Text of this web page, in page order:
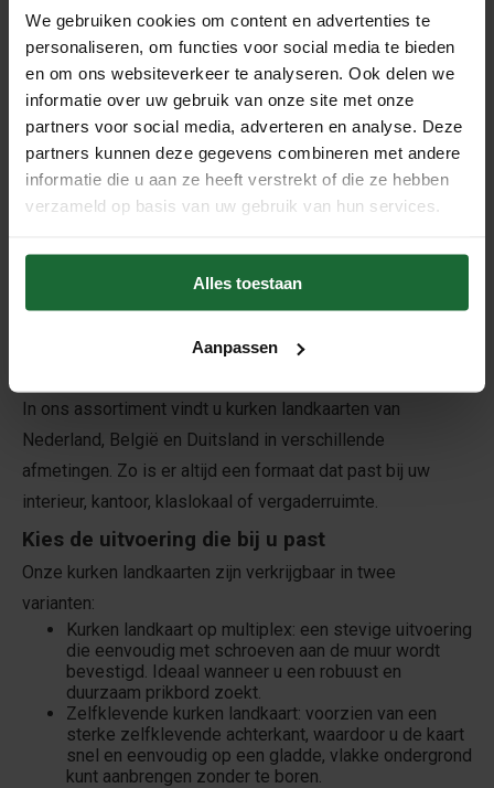
We gebruiken cookies om content en advertenties te
personaliseren, om functies voor social media te bieden
en om ons websiteverkeer te analyseren. Ook delen we
informatie over uw gebruik van onze site met onze
partners voor social media, adverteren en analyse. Deze
partners kunnen deze gegevens combineren met andere
informatie die u aan ze heeft verstrekt of die ze hebben
verzameld op basis van uw gebruik van hun services.
Alles toestaan
Aanpassen
Ophanghaakjes voor
prikborden - set 2 stuks
€3,95
Kurken landkaarten als prikbord
wanddecoratie? Met een kurken landkaart combineert u
beide. Prik eenvoudig foto's, herinneringen, notities of
bezochte locaties op de kaart en maak zo een persoonlijk
overzicht van uw reizen, woonplaatsen of favoriete
In ons assortiment vindt u kurken landkaarten van
Nederland, België en Duitsland in verschillende
afmetingen. Zo is er altijd een formaat dat past bij uw
interieur, kantoor, klaslokaal of vergaderruimte.
Kies de uitvoering die bij u past
Onze kurken landkaarten zijn verkrijgbaar in twee
varianten:
Kurken landkaart op multiplex: een stevige uitvoering
die eenvoudig met schroeven aan de muur wordt
bevestigd. Ideaal wanneer u een robuust en
duurzaam prikbord zoekt.
Zelfklevende kurken landkaart: voorzien van een
sterke zelfklevende achterkant, waardoor u de kaart
snel en eenvoudig op een gladde, vlakke ondergrond
kunt aanbrengen zonder te boren.